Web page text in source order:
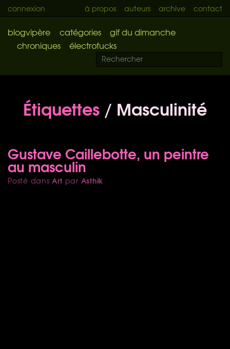
connexion à propos auteurs archive contact
blogvipère catégories
gif du dimanche
chroniques
électrofucks
Étiquettes / Masculinité
Gustave Caillebotte, un peintre
au masculin
Posté dansArt par Asthik